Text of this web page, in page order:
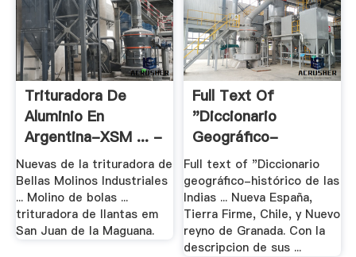
Trituradora De
Aluminio En
Argentina-XSM ... -
.
Nuevas de la trituradora de
Bellas Molinos Industriales
... Molino de bolas ...
trituradora de llantas em
San Juan de la Maguana.
Full Text Of
"Diccionario
Geográfico-
Histórico De .
Full text of "Diccionario
geográfico-histórico de las
Indias ... Nueva España,
Tierra Firme, Chile, y Nuevo
reyno de Granada. Con la
descripcion de sus ...